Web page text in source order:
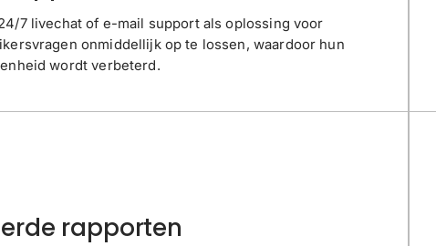
7 livechat of e-mail support als oplossing voor
onmiddellijk op te lossen, waardoor hun
wordt verbeterd.
rapporten